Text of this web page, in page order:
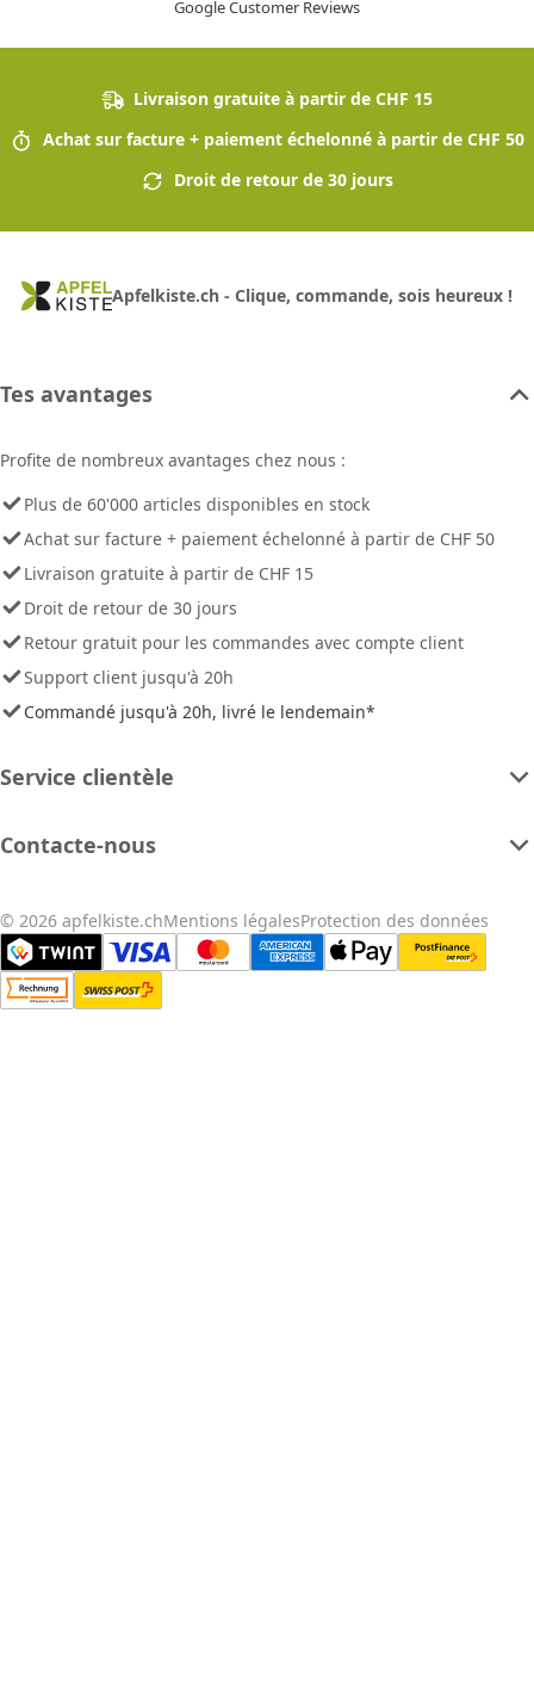
Google Customer Reviews
Livraison gratuite à partir de CHF 15
Achat sur facture + paiement échelonné à partir de CHF 50
Droit de retour de 30 jours
Apfelkiste.ch - Clique, commande, sois heureux !
Tes avantages
Profite de nombreux avantages chez nous :
Plus de 60'000 articles disponibles en stock
Achat sur facture + paiement échelonné à partir de CHF 50
Livraison gratuite à partir de CHF 15
Droit de retour de 30 jours
Retour gratuit pour les commandes avec compte client
Support client jusqu'à 20h
Commandé jusqu'à 20h, livré le lendemain*
Service clientèle
Contacte-nous
© 2026 apfelkiste.chMentions légalesProtection des données